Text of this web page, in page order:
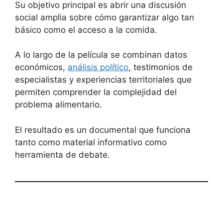
Su objetivo principal es abrir una discusión
social amplia sobre cómo garantizar algo tan
básico como el acceso a la comida.
A lo largo de la película se combinan datos
económicos, análisis político, testimonios de
especialistas y experiencias territoriales que
permiten comprender la complejidad del
problema alimentario.
El resultado es un documental que funciona
tanto como material informativo como
herramienta de debate.